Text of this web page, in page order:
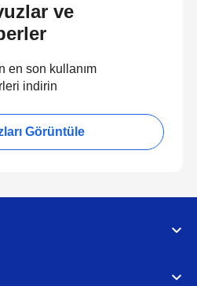
ve
en son kullanım
indirin
Görüntüle